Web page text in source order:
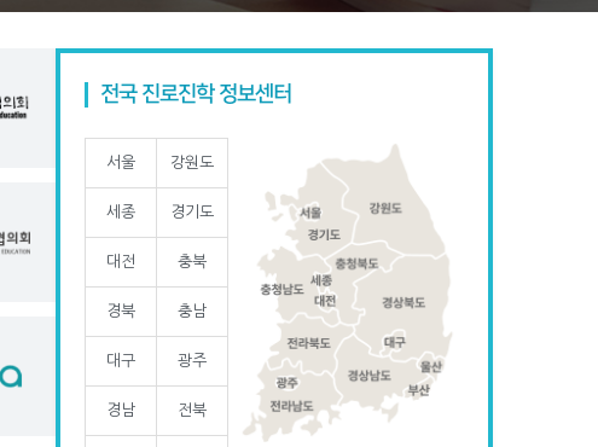
전국 진로진학 정보센터
서울 강원도
세종 경기도
대전 충북
경북 충남
대구 광주
경남 전북